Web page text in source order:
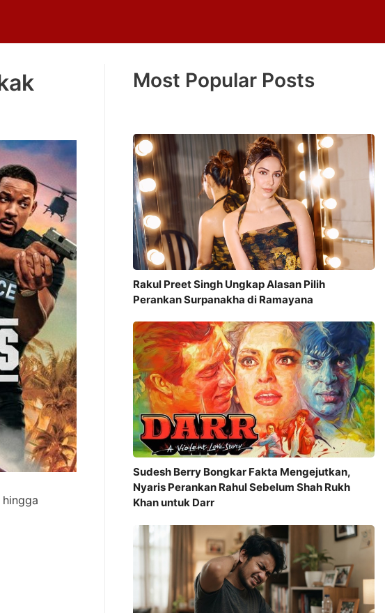
Most Popular Posts
Rakul Preet Singh Ungkap Alasan Pilih
Perankan Surpanakha di Ramayana
Sudesh Berry Bongkar Fakta Mengejutkan,
Nyaris Perankan Rahul Sebelum Shah Rukh
Khan untuk Darr